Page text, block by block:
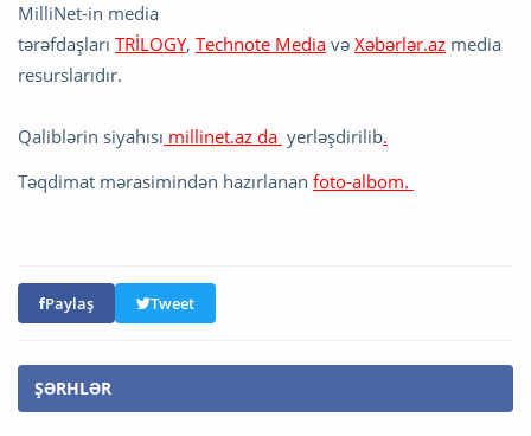
MilliNet-in media
tərəfdaşları TRİLOGY, Technote Media və Xəbərlər.az media
resurslarıdır.
Qaliblərin siyahısı millinet.az da yerləşdirilib.
Təqdimat mərasimindən hazırlanan foto-albom.
Paylaş Tweet
ŞƏRHLƏR